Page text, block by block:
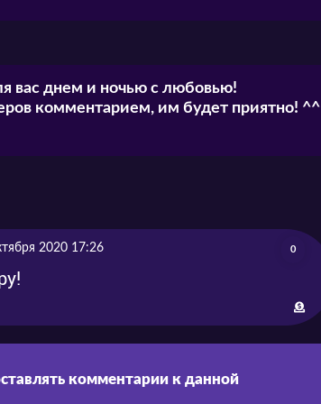
вас днем и ночью с любовью!
комментарием, им будет приятно! ^^
2020 17:26 0
комментарии к данной